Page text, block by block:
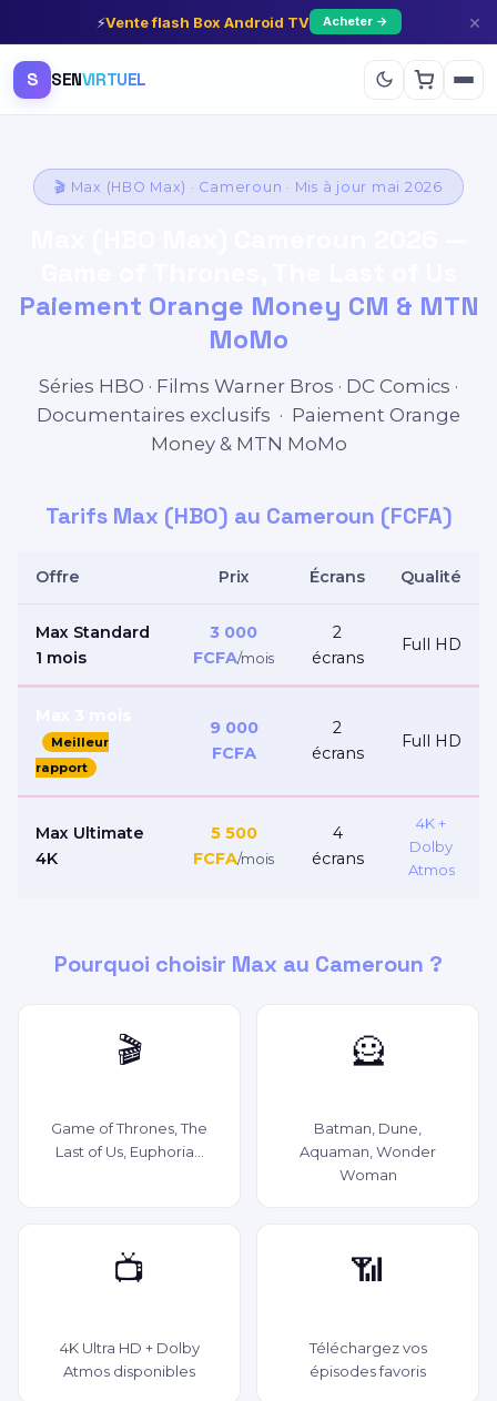
⚡Vente flash Box Android TV Acheter → ×
S SENVIRTUEL
🎬 Max (HBO Max) · Cameroun · Mis à jour mai 2026
Paiement Orange Money CM & MTN
MoMo
Séries HBO · Films Warner Bros · DC Comics ·
Documentaires exclusifs · Paiement Orange
Money & MTN MoMo
Tarifs Max (HBO) au Cameroun (FCFA)
Offre Prix Écrans Qualité
Max Standard
1 mois
3 000
FCFA/mois
2
écrans
Full HD
Meilleur
rapport
9 000
FCFA
2
écrans
Full HD
Max Ultimate
4K
5 500
FCFA/mois
4
écrans
4K +
Dolby
Atmos
Pourquoi choisir Max au Cameroun ?
🎬
Game of Thrones, The
Last of Us, Euphoria...
🦸
Batman, Dune,
Aquaman, Wonder
Woman
📺
4K Ultra HD + Dolby
Atmos disponibles
📶
Téléchargez vos
épisodes favoris